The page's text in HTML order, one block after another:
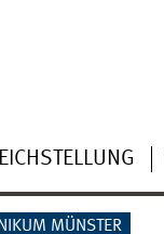
MÜNSTER